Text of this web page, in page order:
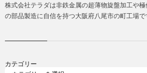
株式会社テラダは非鉄金属の超薄物旋盤加工や
の部品製造に自信を持つ大阪府八尾市の町工場で
カテゴリー